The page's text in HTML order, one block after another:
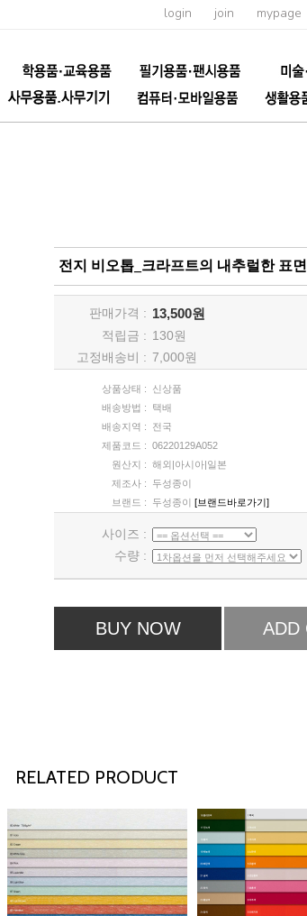
login join mypage
전지 비오톱_크라프트의 내추럴한 표
판매가격 : 13,500원
적립금 : 130원
고정배송비 : 7,000원
상품상태 :
신상품
배송방법 :
택배
배송지역 :
전국
제품코드 : 06220129A052
원산지 : 해외|아시아|일본
제조사 :
두성종이
브랜드 :
두성종이 [브랜드바로가기]
사이즈 :
수량 :
BUY NOW ADD
RELATED PRODUCT